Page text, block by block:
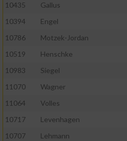
10435
Gallus
10394
Engel
10786
Motzek-Jordan
10519
Henschke
10983
Siegel
11070
Wagner
11064
Volles
10717
Levenhagen
10707
Lehmann